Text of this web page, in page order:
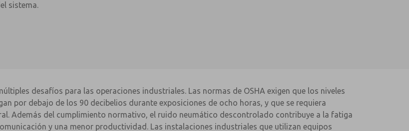
sistema.
desafíos para las operaciones industriales. Las normas de OSHA exigen que los niveles
por debajo de los 90 decibelios durante exposiciones de ocho horas, y que se requiera
Además del cumplimiento normativo, el ruido neumático descontrolado contribuye a la fatiga
y una menor productividad. Las instalaciones industriales que utilizan equipos